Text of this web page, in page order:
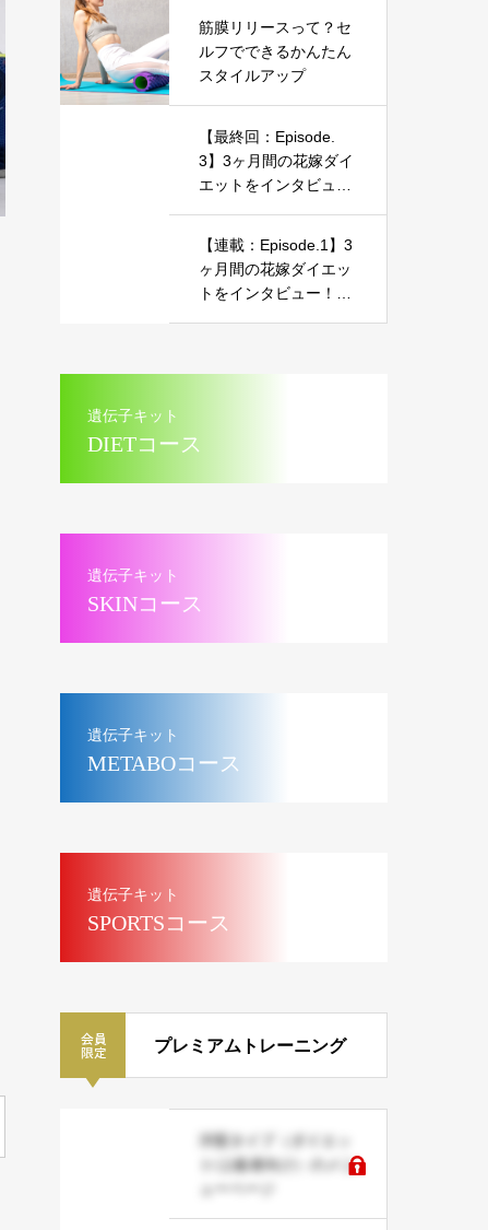
筋膜リリースって？セ
ルフでできるかんたん
スタイルアップ
【最終回：Episode.
3】3ヶ月間の花嫁ダイ
エットをインタビュ
お話～
【連載：Episode.1】3
ヶ月間の花嫁ダイエッ
トをインタビュー！～
遺伝子キット
DIETコース
遺伝子キット
SKINコース
遺伝子キット
METABOコース
遺伝子キット
SPORTSコース
プレミアムトレーニング
洋梨タイプ（ダイエッ
ト/上級者向け）のメニ
ューページ